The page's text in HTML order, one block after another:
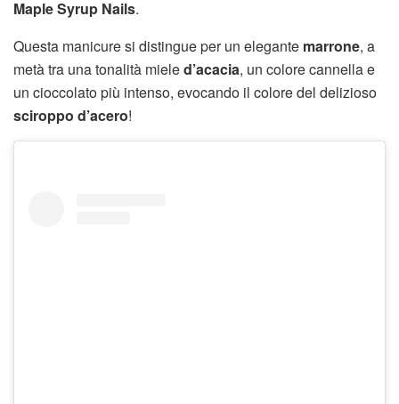
Maple Syrup Nails.
Questa manicure si distingue per un elegante marrone, a
metà tra una tonalità mieled’acacia, un colore cannella e
un cioccolato più intenso, evocando il colore del delizioso
sciroppo d’acero!